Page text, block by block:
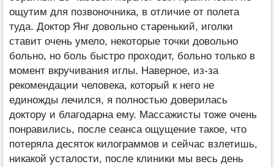
ощутим для позвоночника, в отличие от полета
туда. Доктор Янг довольно старенький, иголки
ставит очень умело, некоторые точки довольно
больно, но боль быстро проходит, больно только в
момент вкручивания иглы. Наверное, из-за
рекомендации человека, который к него не
единожды лечился, я полностью доверилась
доктору и благодарна ему. Массажисты тоже очень
понравились, после сеанса ощущение такое, что
потеряла десяток килограммов и сейчас взлетишь,
никакой усталости, после клиники мы весь день